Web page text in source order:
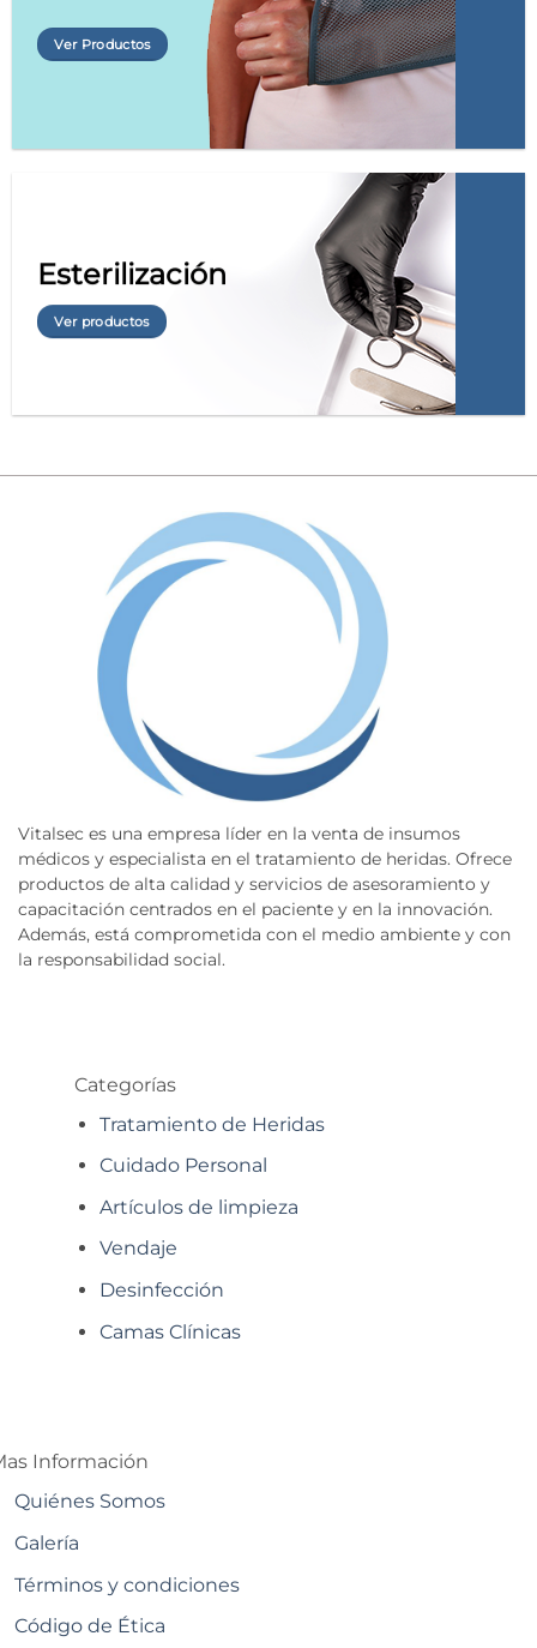
Ver Productos
Esterilización
Ver productos
Vitalsec es una empresa líder en la venta de insumos
médicos y especialista en el tratamiento de heridas. Ofrece
productos de alta calidad y servicios de asesoramiento y
capacitación centrados en el paciente y en la innovación.
Además, está comprometida con el medio ambiente y con
la responsabilidad social.
Categorías
Tratamiento de Heridas
Cuidado Personal
Artículos de limpieza
Vendaje
Desinfección
Camas Clínicas
Información
Quiénes Somos
Galería
Términos y condiciones
Código de Ética